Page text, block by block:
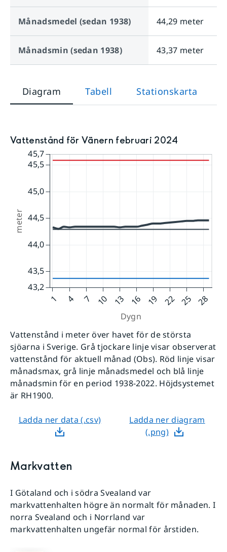
Månadsmedel (sedan 1938) 44,29 meter
Månadsmin (sedan 1938) 43,37 meter
Diagram Tabell Stationskarta
Vattenstånd för Vänern februari 2024
Vattenstånd i meter över havet för de största
sjöarna i Sverige. Grå tjockare linje visar observerat
vattenstånd för aktuell månad (Obs). Röd linje visar
månadsmax, grå linje månadsmedel och blå linje
månadsmin för en period 1938-2022. Höjdsystemet
är RH1900.
Ladda ner data (.csv)
Ladda ner diagram
(.png)
Markvatten
I Götaland och i södra Svealand var
markvattenhalten högre än normalt för månaden. I
norra Svealand och i Norrland var
markvattenhalten ungefär normal för årstiden.